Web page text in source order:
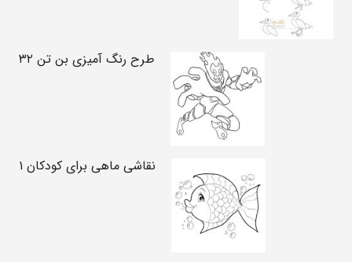
طرح رنگ آمیزی بن تن ۳۲
نقاشی ماهی برای کودکان ۱